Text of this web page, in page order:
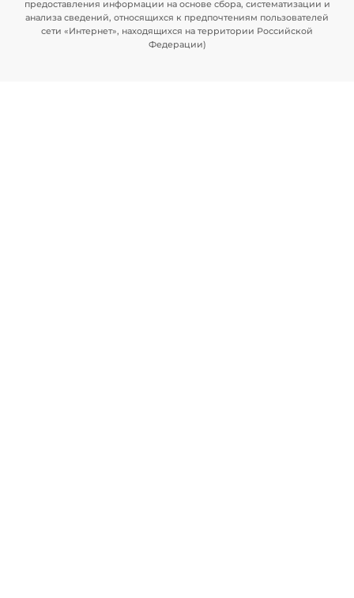
предоставления информации на основе сбора, систематизации и
анализа сведений, относящихся к предпочтениям пользователей
сети «Интернет», находящихся на территории Российской
Федерации)